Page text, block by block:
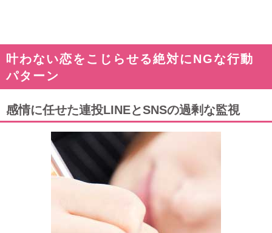
叶わない恋をこじらせる絶対にNGな行動
パターン
感情に任せた連投LINEとSNSの過剰な監視